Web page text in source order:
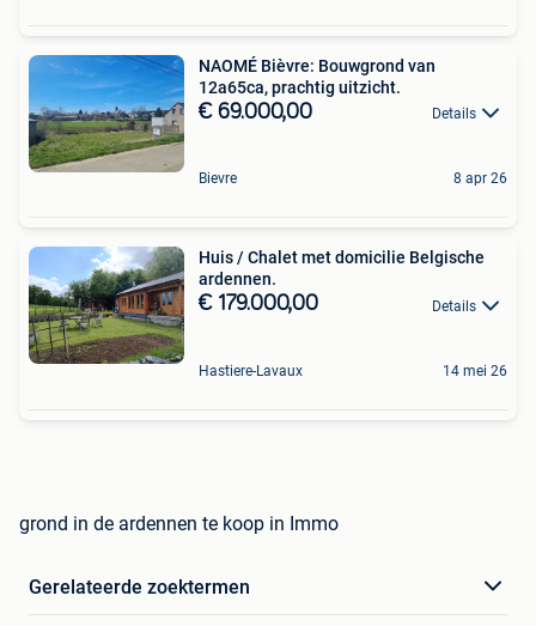
NAOMÉ Bièvre: Bouwgrond van
12a65ca, prachtig uitzicht.
€ 69.000,00 Details
Bievre 8 apr 26
Huis / Chalet met domicilie Belgische
ardennen.
€ 179.000,00 Details
Hastiere-Lavaux 14 mei 26
grond in de ardennen te koop in Immo
Gerelateerde zoektermen